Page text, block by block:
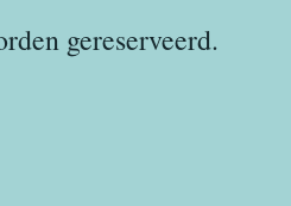
gereserveerd.